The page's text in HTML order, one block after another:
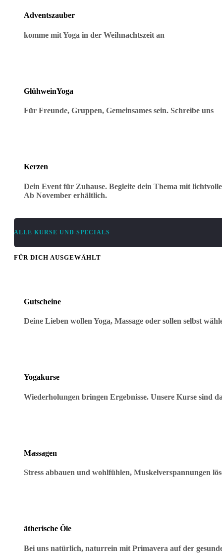
Adventszauber
komme mit Yoga in der Weihnachtszeit an
GlühweinYoga
Für Freunde, Gruppen, Gemeinsames sein. Schreibe uns
Kerzen
Dein Event für Zuhause. Begleite dein Thema mit
Ab November erhältlich.
ALLE KURSE UND SPECIALS
FÜR DICH AUSGEWÄHLT
Gutscheine
Deine Lieben wollen Yoga, Massage oder sollen selbst
Yogakurse
Wiederholungen bringen Ergebnisse. Unsere Kurse sind
Massagen
Stress abbauen und wohlfühlen, Muskelverspannungen
ätherische Öle
Bei uns natürlich, naturrein mit Primavera auf der